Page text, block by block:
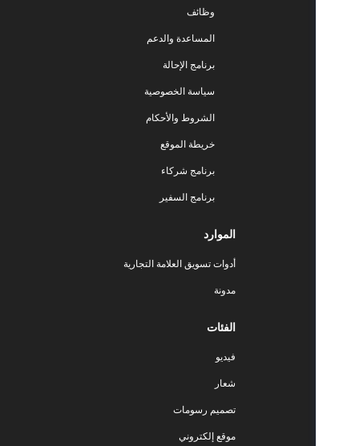
المساعدة والدعم
برنامج الإحالة
سياسة الخصوصية
الشروط والأحكام
خريطة الموقع
برنامج شركاء
برنامج السفير
أدوات تسويق العلامة التجارية
تصميم رسومات
موقع إلكتروني